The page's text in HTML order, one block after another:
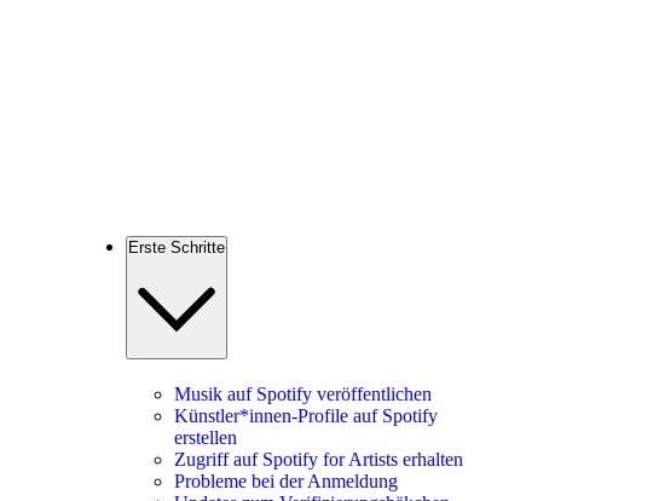
Erste Schritte
Musik auf Spotify veröffentlichen
Künstler*innen-Profile auf Spotify
erstellen
Zugriff auf Spotify for Artists erhalten
Probleme bei der Anmeldung